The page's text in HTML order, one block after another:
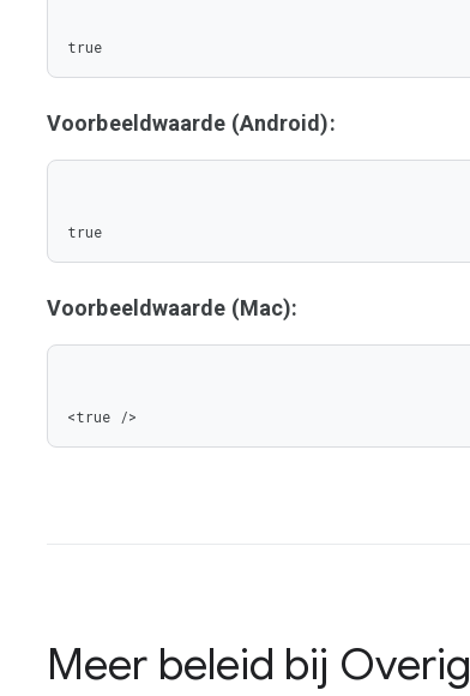
true
Voorbeeldwaarde (Android):
true
Voorbeeldwaarde (Mac):
<true />
Meer beleid bij Overig